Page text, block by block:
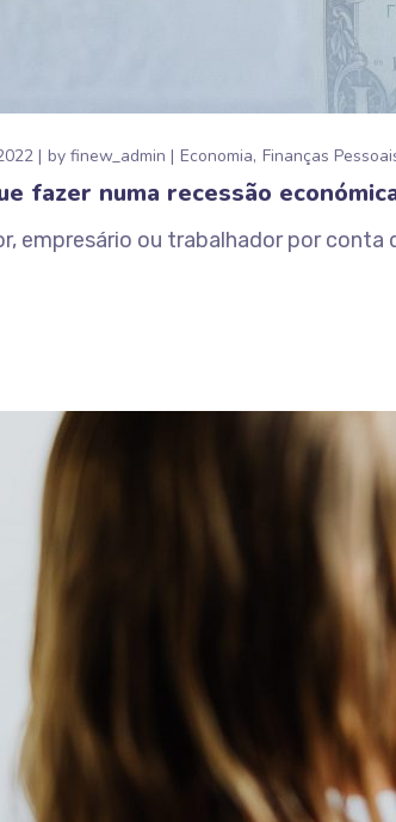
by finew_admin Economia Finanças
fazer numa recessão
empresário ou trabalhador por